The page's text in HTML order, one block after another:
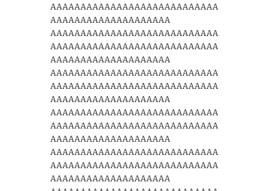
AAAAAAAAAAAAAAAAAAAAAAAAAAAA
AAAAAAAAAAAAAAAAAAAA
AAAAAAAAAAAAAAAAAAAAAAAAAAAA
AAAAAAAAAAAAAAAAAAAAAAAAAAAA
AAAAAAAAAAAAAAAAAAAA
AAAAAAAAAAAAAAAAAAAAAAAAAAAA
AAAAAAAAAAAAAAAAAAAAAAAAAAAA
AAAAAAAAAAAAAAAAAAAA
AAAAAAAAAAAAAAAAAAAAAAAAAAAA
AAAAAAAAAAAAAAAAAAAAAAAAAAAA
AAAAAAAAAAAAAAAAAAAA
AAAAAAAAAAAAAAAAAAAAAAAAAAAA
AAAAAAAAAAAAAAAAAAAAAAAAAAAA
AAAAAAAAAAAAAAAAAAAA